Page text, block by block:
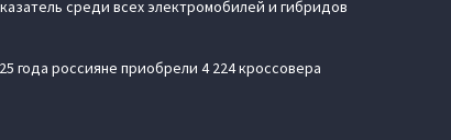
среди всех электромобилей и гибридов
года россияне приобрели 4 224 кроссовера